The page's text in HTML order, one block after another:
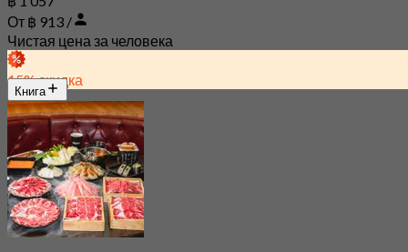
От ฿ 913 /
Чистая цена за человека
15% скидка
Книга